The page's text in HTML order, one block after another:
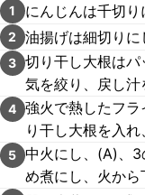
1 にんじんは千切り
2 油揚げは細切りに
3 切り干し大根は
気を絞り、戻し汁
4 強火で熱したフ
り干し大根を入れ
5 中火にし、(A)、
め煮にし、火から